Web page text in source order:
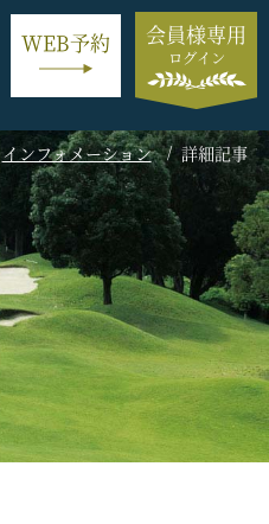
会員様専用
ログイン
WEB予約
インフォメーション 詳細記事